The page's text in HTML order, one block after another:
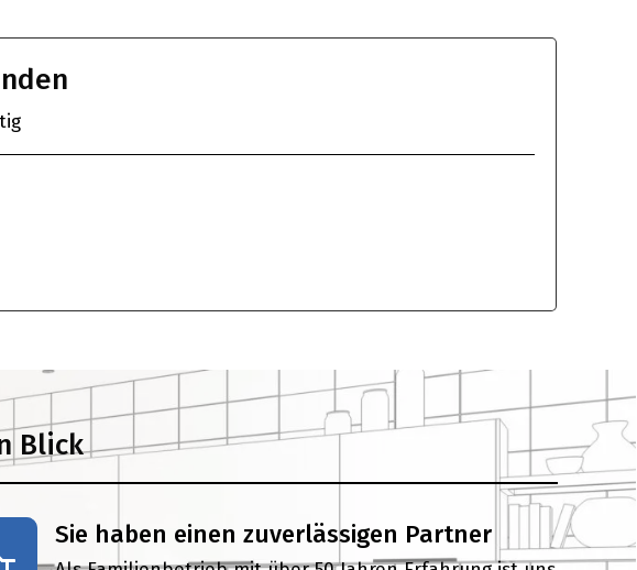
Blick
Sie haben einen zuverlässigen Partner